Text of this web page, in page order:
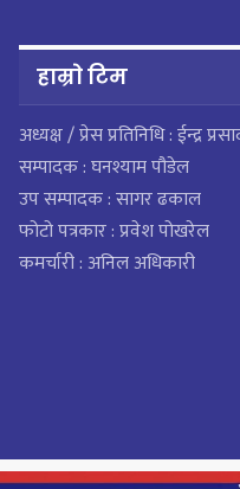
हाम्राे टिम
अध्यक्ष / प्रेस प्रतिनिधि : ईन्द्र
सम्पादक : घनश्याम पौडेल
उप सम्पादक : सागर ढकाल
फोटो पत्रकार : प्रवेश पोखरेल
कमर्चारी : अनिल अधिकारी